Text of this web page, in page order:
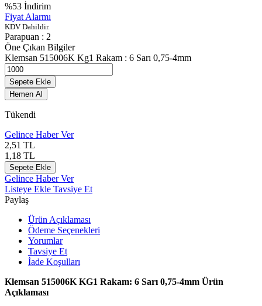
%53 İndirim
Fiyat Alarmı
KDV Dahildir.
Parapuan : 2
Öne Çıkan Bilgiler
Klemsan 515006K Kg1 Rakam : 6 Sarı 0,75-4mm
Sepete Ekle
Hemen Al
Tükendi
Gelince Haber Ver
2,51 TL
1,18 TL
Sepete Ekle
Gelince Haber Ver
Listeye Ekle Tavsiye Et
Paylaş
Ürün Açıklaması
Ödeme Seçenekleri
Yorumlar
Tavsiye Et
İade Koşulları
Klemsan 515006K KG1 Rakam: 6 Sarı 0,75-4mm Ürün
Açıklaması